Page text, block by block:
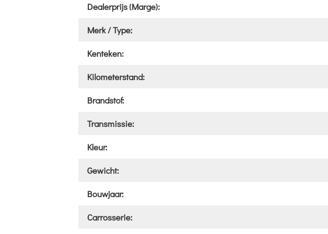
Dealerprijs (Marge):
Merk / Type:
Kenteken:
Kilometerstand:
Brandstof:
Transmissie:
Kleur:
Gewicht:
Bouwjaar:
Carrosserie: